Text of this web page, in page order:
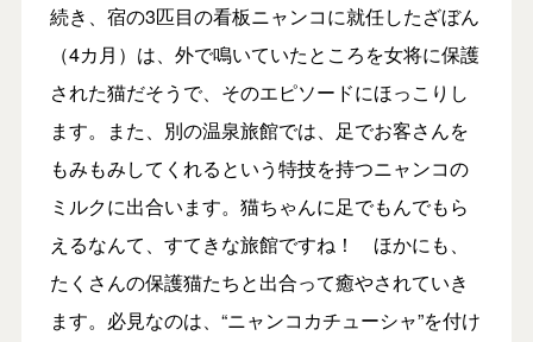
続き、宿の3匹目の看板ニャンコに就任したざぼん
（4カ月）は、外で鳴いていたところを女将に保護
された猫だそうで、そのエピソードにほっこりし
ます。また、別の温泉旅館では、足でお客さんを
もみもみしてくれるという特技を持つニャンコの
ミルクに出合います。猫ちゃんに足でもんでもら
えるなんて、すてきな旅館ですね！ ほかにも、
たくさんの保護猫たちと出合って癒やされていき
ます。必見なのは、“ニャンコカチューシャ”を付け